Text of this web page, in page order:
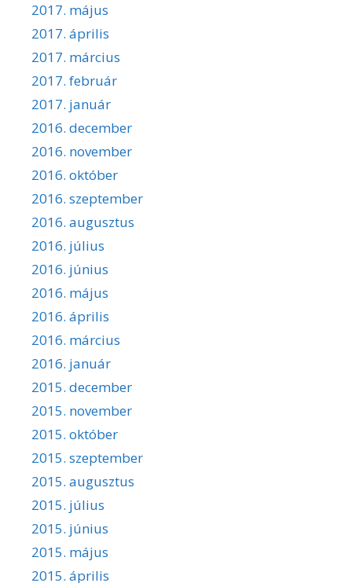
2017. május
2017. április
2017. március
2017. február
2017. január
2016. december
2016. november
2016. október
2016. szeptember
2016. augusztus
2016. július
2016. június
2016. május
2016. április
2016. március
2016. január
2015. december
2015. november
2015. október
2015. szeptember
2015. augusztus
2015. július
2015. június
2015. május
2015. április